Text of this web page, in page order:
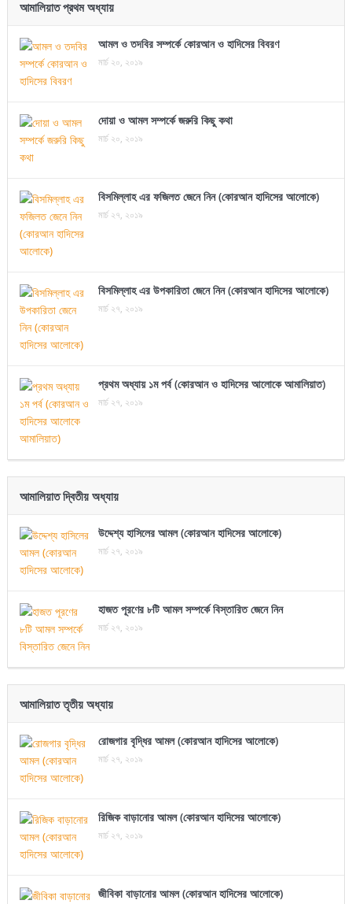
আমালিয়াত প্রথম অধ্যায়
আমল ও তদবির সম্পর্কে কোরআন ও হাদিসের বিবরণ
মার্চ ২০, ২০১৯
দোয়া ও আমল সম্পর্কে জরুরি কিছু কথা
মার্চ ২০, ২০১৯
বিসমিল্লাহ এর ফজিলত জেনে নিন (কোরআন হাদিসের আলোকে)
মার্চ ২৭, ২০১৯
বিসমিল্লাহ এর উপকারিতা জেনে নিন (কোরআন হাদিসের আলোকে)
মার্চ ২৭, ২০১৯
প্রথম অধ্যায় ১ম পর্ব (কোরআন ও হাদিসের আলোকে আমালিয়াত)
মার্চ ২৭, ২০১৯
আমালিয়াত দ্বিতীয় অধ্যায়
উদ্দেশ্য হাসিলের আমল (কোরআন হাদিসের আলোকে)
মার্চ ২৭, ২০১৯
হাজত পূরণের ৮টি আমল সম্পর্কে বিস্তারিত জেনে নিন
মার্চ ২৭, ২০১৯
আমালিয়াত তৃতীয় অধ্যায়
রোজগার বৃদ্ধির আমল (কোরআন হাদিসের আলোকে)
মার্চ ২৭, ২০১৯
রিজিক বাড়ানোর আমল (কোরআন হাদিসের আলোকে)
মার্চ ২৭, ২০১৯
জীবিকা বাড়ানোর আমল (কোরআন হাদিসের আলোকে)